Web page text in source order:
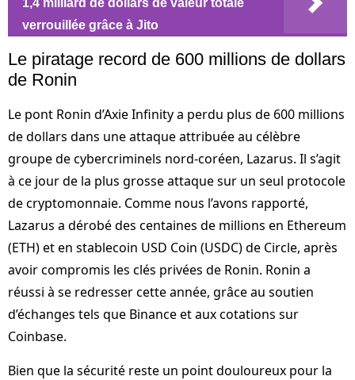
1,4 milliard de dollars de valeur totale
verrouillée grâce à Jito
Le piratage record de 600 millions de dollars
de Ronin
Le pont Ronin d’Axie Infinity a perdu plus de 600 millions
de dollars dans une attaque attribuée au célèbre
groupe de cybercriminels nord-coréen, Lazarus. Il s’agit
à ce jour de la plus grosse attaque sur un seul protocole
de cryptomonnaie. Comme nous l’avons rapporté,
Lazarus a dérobé des centaines de millions en Ethereum
(ETH) et en stablecoin USD Coin (USDC) de Circle, après
avoir compromis les clés privées de Ronin. Ronin a
réussi à se redresser cette année, grâce au soutien
d’échanges tels que Binance et aux cotations sur
Coinbase.
Bien que la sécurité reste un point douloureux pour la